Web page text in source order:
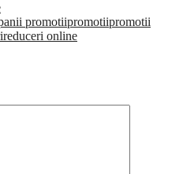
promotiipromotiipromotii
reduceri online